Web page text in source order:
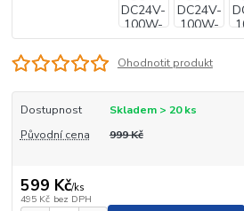
Ohodnotit produkt
Dostupnost
Skladem > 20 ks
Původní cena
999 Kč
599 Kč/ks
495 Kč bez DPH